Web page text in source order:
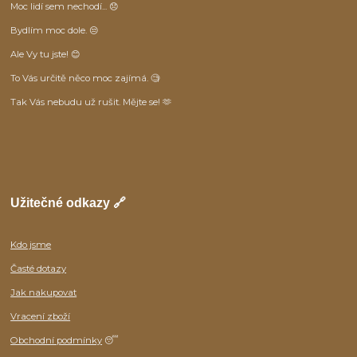
Moc lidí sem nechodí... 😞
Bydlím moc dole. 😒
Ale Vy tu jste! 😊
To Vás určitě něco moc zajímá. 🧐
Tak Vás nebudu už rušit. Mějte se! 🫶
Užitečné odkazy 🔗
Kdo jsme
Časté dotazy
Jak nakupovat
Vracení zboží
Obchodní podmínky 😴